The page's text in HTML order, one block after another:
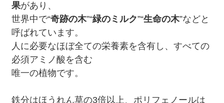
果があり、
世界中で“奇跡の木”“緑のミルク”“生命の木”などと
呼ばれています。
人に必要なほぼ全ての栄養素を含有し、すべての
必須アミノ酸を含む
唯一の植物です。
鉄分はほうれん草の3倍以上、ポリフェノールは